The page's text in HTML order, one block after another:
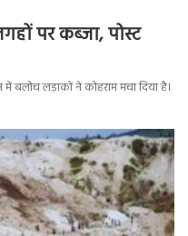
पर कब्जा, पोस्ट
लड़ाकों ने कोहराम मचा दिया है।